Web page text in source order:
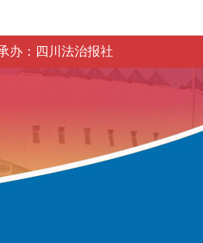
办：四川法治报社